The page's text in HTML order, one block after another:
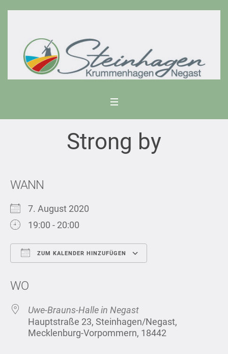
Strong by
WANN
7. August 2020
19:00 - 20:00
ZUM KALENDER HINZUFÜGEN
WO
Uwe-Brauns-Halle in Negast
Hauptstraße 23, Steinhagen/Negast,
Mecklenburg-Vorpommern, 18442